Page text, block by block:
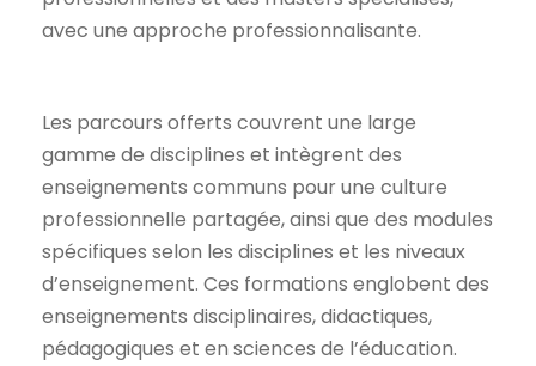
avec une approche professionnalisante.
Les parcours offerts couvrent une large
gamme de disciplines et intègrent des
enseignements communs pour une culture
professionnelle partagée, ainsi que des modules
spécifiques selon les disciplines et les niveaux
d’enseignement. Ces formations englobent des
enseignements disciplinaires, didactiques,
pédagogiques et en sciences de l’éducation.